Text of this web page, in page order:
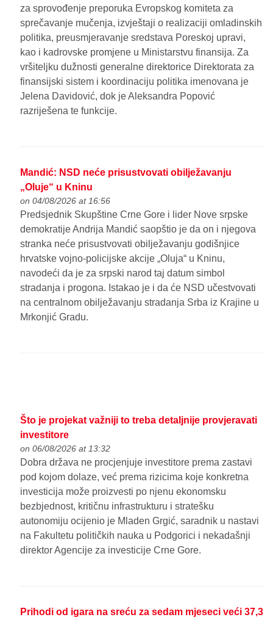
za sprovođenje preporuka Evropskog komiteta za
sprečavanje mučenja, izvještaji o realizaciji omladinskih
politika, preusmjeravanje sredstava Poreskoj upravi,
kao i kadrovske promjene u Ministarstvu finansija. Za
vršiteljku dužnosti generalne direktorice Direktorata za
finansijski sistem i koordinaciju politika imenovana je
Jelena Davidović, dok je Aleksandra Popović
razriješena te funkcije.
Mandić: NSD neće prisustvovati obilježavanju
„Oluje“ u Kninu
on 04/08/2026 at 16:56
Predsjednik Skupštine Crne Gore i lider Nove srpske
demokratije Andrija Mandić saopštio je da on i njegova
stranka neće prisustvovati obilježavanju godišnjice
hrvatske vojno-policijske akcije „Oluja“ u Kninu,
navodeći da je za srpski narod taj datum simbol
stradanja i progona. Istakao je i da će NSD učestvovati
na centralnom obilježavanju stradanja Srba iz Krajine u
Mrkonjić Gradu.
Što je projekat važniji to treba detaljnije provjeravati
investitore
on 06/08/2026 at 13:32
Dobra država ne procjenjuje investitore prema zastavi
pod kojom dolaze, već prema rizicima koje konkretna
investicija može proizvesti po njenu ekonomsku
bezbjednost, kritičnu infrastrukturu i stratešku
autonomiju ocijenio je Mladen Grgić, saradnik u nastavi
na Fakultetu političkih nauka u Podgorici i nekadašnji
direktor Agencije za investicije Crne Gore.
Prihodi od igara na sreću za sedam mjeseci veći 37,3